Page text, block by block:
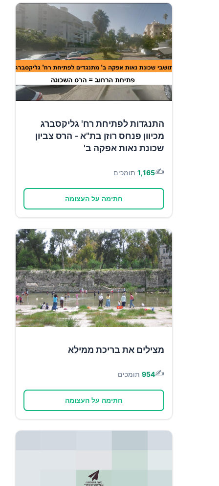
התנגדות לפתיחת רח' גליקסברג
מכיוון פנחס רוזן בת"א - הרס צביון
שכונת נאות אפקה ב'
✍️
1,165 תומכים
חתימה על העצומה
מצילים את בריכת ממילא
✍️
954 תומכים
חתימה על העצומה